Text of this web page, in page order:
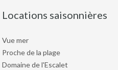
Locations saisonnières
Vue mer
Proche de la plage
Domaine de l'Escalet